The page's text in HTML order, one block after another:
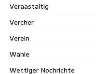
Veraastaltig
Vercher
Verein
Wahle
Wettiger Nochrichte